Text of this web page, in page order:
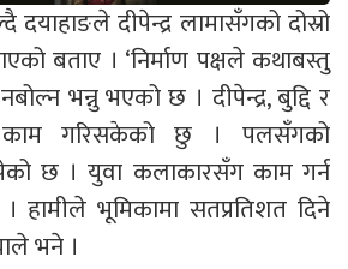
दयाहाङले दीपेन्द्र लामासँगको दोस्रो
बताए । ‘निर्माण पक्षले कथाबस्तु
भन्नु भएको छ । दीपेन्द्र, बुद्दि र
काम गरिसकेको छु । पलसँगको
छ । युवा कलाकारसँग काम गर्न
हामीले भूमिकामा सतप्रतिशत दिने
भने ।